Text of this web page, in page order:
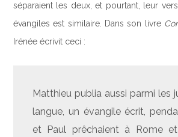
séparaient les deux, et pourtant, leur
évangiles est similaire. Dans son livre
Irénée écrivit ceci :
Matthieu publia aussi parmi les
langue, un évangile écrit,
et Paul prêchaient à Rome